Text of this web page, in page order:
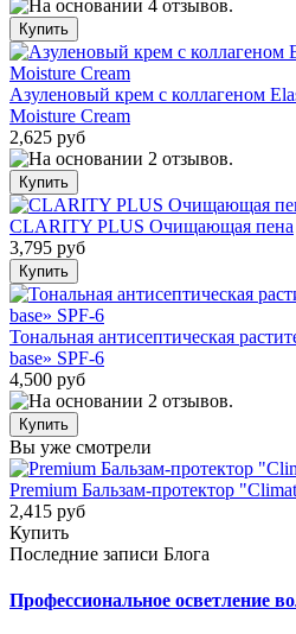
Азуленовый крем с коллагеном
Moisture Cream
2,625 руб
CLARITY PLUS Очищающая пена
3,795 руб
Тональная антисептическая
base» SPF-6
4,500 руб
Вы уже смотрели
Premium Бальзам-протектор
2,415 руб
Купить
Последние записи Блога
Профессиональное осветление